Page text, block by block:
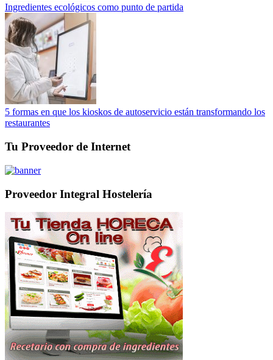
Ingredientes ecológicos como punto de partida
5 formas en que los kioskos de autoservicio están transformando los
restaurantes
Tu Proveedor de Internet
Proveedor Integral Hostelería